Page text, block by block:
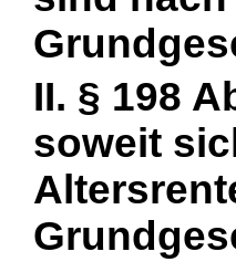
II. § 198
soweit